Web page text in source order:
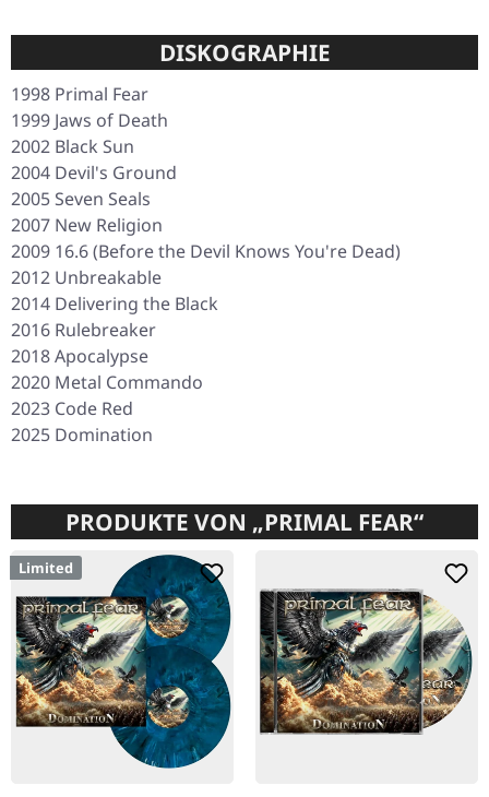
DISKOGRAPHIE
1998 Primal Fear
1999 Jaws of Death
2002 Black Sun
2004 Devil's Ground
2005 Seven Seals
2007 New Religion
2009 16.6 (Before the Devil Knows You're Dead)
2012 Unbreakable
2014 Delivering the Black
2016 Rulebreaker
2018Apocalypse
2020 Metal Commando
2023 Code Red
2025 Domination
PRODUKTE VON „PRIMAL FEAR“
Limited